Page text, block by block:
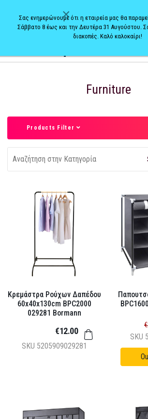
Furniture
Products Filter
Κρεμάστρα Ρούχων Δαπέδου
60x40x130cm BPC2000
029281 Bormann
SKU 5205909029281
€12.00
SKU
×
Σας ενημερώνουμε ότι η εταιρεία μας θα
Σάββατο 8 έως και την Δευτέρα 31 Αυγούστου.
διακοπές. Καλό καλοκαίρι!